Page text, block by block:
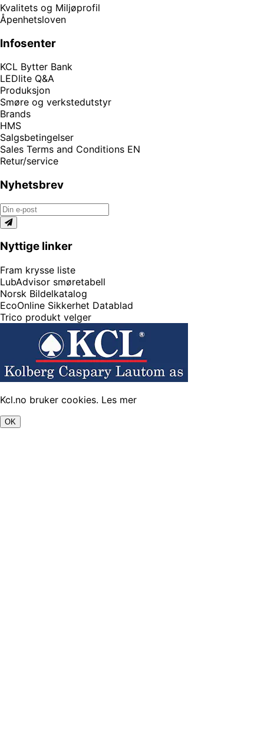
Kvalitets og Miljøprofil
Åpenhetsloven
Infosenter
KCL Bytter Bank
LEDlite Q&A
Produksjon
Smøre og verkstedutstyr
Brands
HMS
Salgsbetingelser
Sales Terms and Conditions EN
Retur/service
Nyhetsbrev
Nyttige linker
Fram krysse liste
LubAdvisor smøretabell
Norsk Bildelkatalog
EcoOnline Sikkerhet Datablad
Trico produkt velger
Kcl.no bruker cookies. Les mer
OK